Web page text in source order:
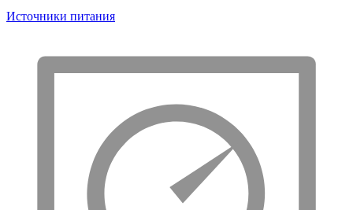
Источники питания